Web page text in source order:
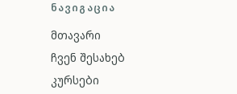
ᲜᲐᲕᲘᲒᲐᲪᲘᲐ
მთავარი
ჩვენ შესახებ
კურსები